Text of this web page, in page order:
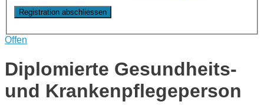
Offen
Diplomierte Gesundheits-
und Krankenpflegeperson